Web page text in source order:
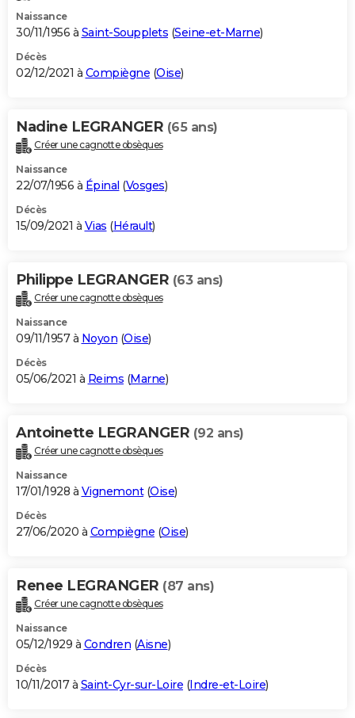
Naissance
30/11/1956 à Saint-Soupplets (Seine-et-Marne)
Décès
02/12/2021 à Compiègne (Oise)
Nadine LEGRANGER (65 ans)
Créer une cagnotte obsèques
Naissance
22/07/1956 à Épinal (Vosges)
Décès
15/09/2021 à Vias (Hérault)
Philippe LEGRANGER (63 ans)
Créer une cagnotte obsèques
Naissance
09/11/1957 à Noyon (Oise)
Décès
05/06/2021 à Reims (Marne)
Antoinette LEGRANGER (92 ans)
Créer une cagnotte obsèques
Naissance
17/01/1928 à Vignemont(Oise)
Décès
27/06/2020 à Compiègne (Oise)
Renee LEGRANGER (87 ans)
Créer une cagnotte obsèques
Naissance
05/12/1929 à Condren (Aisne)
Décès
10/11/2017 à Saint-Cyr-sur-Loire (Indre-et-Loire)